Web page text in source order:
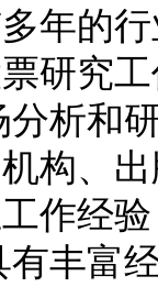
年的
研究
析和
构、
作经
丰富